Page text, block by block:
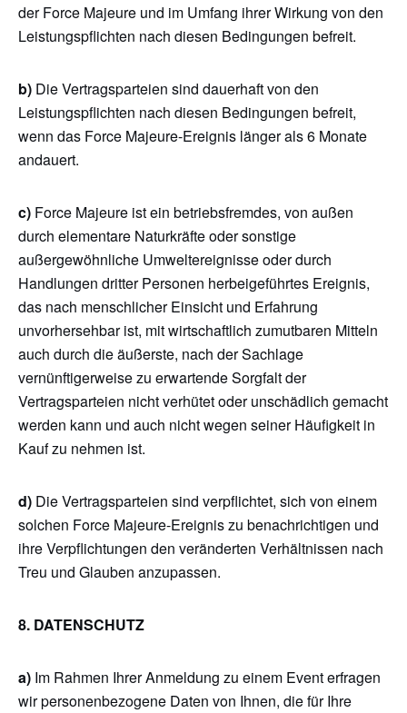
der Force Majeure und im Umfang ihrer Wirkung von den
Leistungspflichten nach diesen Bedingungen befreit.
b) Die Vertragsparteien sind dauerhaft von den
Leistungspflichten nach diesen Bedingungen befreit,
wenn das Force Majeure-Ereignis länger als 6 Monate
andauert.
c) Force Majeure ist ein betriebsfremdes, von außen
durch elementare Naturkräfte oder sonstige
außergewöhnliche Umweltereignisse oder durch
Handlungen dritter Personen herbeigeführtes Ereignis,
das nach menschlicher Einsicht und Erfahrung
unvorhersehbar ist, mit wirtschaftlich zumutbaren Mitteln
auch durch die äußerste, nach der Sachlage
vernünftigerweise zu erwartende Sorgfalt der
Vertragsparteien nicht verhütet oder unschädlich gemacht
werden kann und auch nicht wegen seiner Häufigkeit in
Kauf zu nehmen ist.
d) Die Vertragsparteien sind verpflichtet, sich von einem
solchen Force Majeure-Ereignis zu benachrichtigen und
ihre Verpflichtungen den veränderten Verhältnissen nach
Treu und Glauben anzupassen.
8. DATENSCHUTZ
a) Im Rahmen Ihrer Anmeldung zu einem Event erfragen
wir personenbezogene Daten von Ihnen, die für Ihre